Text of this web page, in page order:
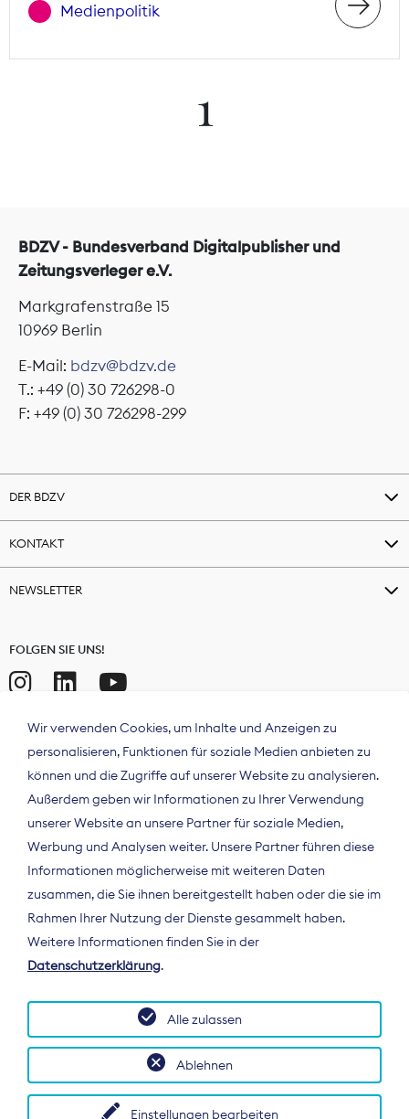
Medienpolitik
1
BDZV - Bundesverband Digitalpublisher und
Zeitungsverleger e.V.
Markgrafenstraße 15
10969 Berlin
E-Mail: bdzv@bdzv.de
T.: +49 (0) 30 726298-0
F: +49 (0) 30 726298-299
DER BDZV
KONTAKT
NEWSLETTER
FOLGEN SIE UNS!
Der Bundesverband Digitalpublisher und
Zeitungsverleger (BDZV) vertritt als
Spitzenorganisation die Interessen der
Deutschland und auf EU-Ebene.
Wir verwenden Cookies, um Inhalte und Anzeigen zu
personalisieren, Funktionen für soziale Medien anbieten zu
können und die Zugriffe auf unserer Website zu analysieren.
Außerdem geben wir Informationen zu Ihrer Verwendung
unserer Website an unsere Partner für soziale Medien,
Werbung und Analysen weiter. Unsere Partner führen diese
Informationen möglicherweise mit weiteren Daten
zusammen, die Sie ihnen bereitgestellt haben oder die sie im
Rahmen Ihrer Nutzung der Dienste gesammelt haben.
Weitere Informationen finden Sie in der
Datenschutzerklärung.
Einstellungen bearbeiten
Ablehnen
Alle zulassen